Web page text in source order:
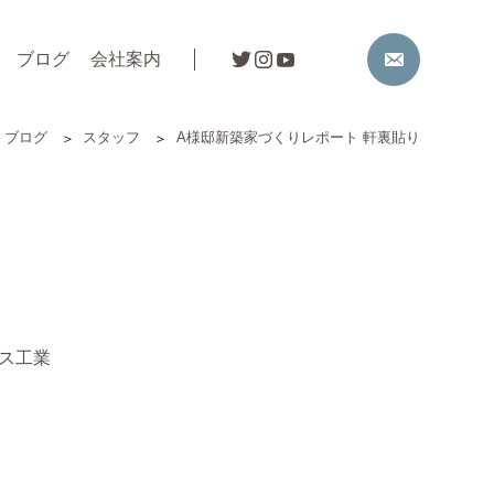
ブログ 会社案内
ブログ スタッフ A様邸新築家づくりレポート 軒裏貼り
工業